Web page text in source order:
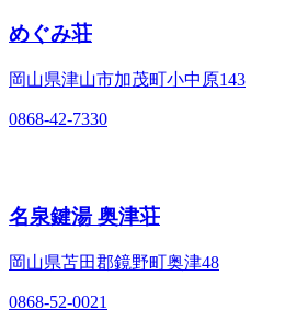
めぐみ荘
岡山県津山市加茂町小中原143
0868-42-7330
名泉鍵湯 奥津荘
岡山県苫田郡鏡野町奥津48
0868-52-0021